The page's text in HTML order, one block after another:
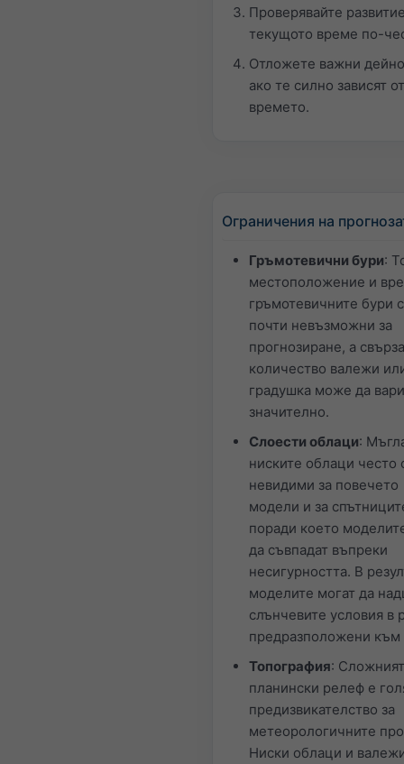
Проверявайте
текущото време по-
Отложете важни
ако те силно зависят от
времето.
Ограничения на
Гръмотевични бури:
местоположение и
гръмотевичните бури
почти невъзможни за
прогнозиране, а
количество валежи
градушка може да
значително.
Слоести облаци:
ниските облаци често
невидими за повечето
модели и за
поради което
да съвпадат въпреки
несигурността. В
моделите могат да
слънчевите условия в
предразположени към
Топография: Сложният
планински релеф е
предизвикателство за
метеорологичните
Ниски облаци и